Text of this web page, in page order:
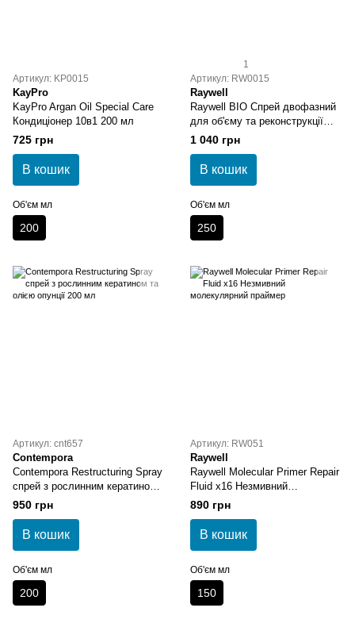
Артикул: KP0015
KayPro
KayPro Argan Oil Special Care
Кондиціонер 10в1 200 мл
725 грн
В кошик
Об'єм мл
200
1
Артикул: RW0015
Raywell
Raywell BIO Спрей двофазний
для об'єму та реконструкції
250 мл
1 040 грн
В кошик
Об'єм мл
250
Артикул: cnt657
Contempora
Contempora Restructuring Spray
спрей з рослинним кератином
та олією опунції 200 мл
950 грн
В кошик
Об'єм мл
200
Артикул: RW051
Raywell
Raywell Molecular Primer Repair
Fluid x16 Незмивний
молекулярний праймер
890 грн
В кошик
Об'єм мл
150